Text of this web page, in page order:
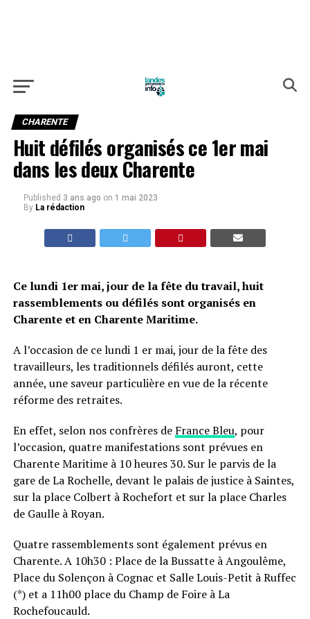
CHARENTE
Huit défilés organisés ce 1er mai
dans les deux Charente
Published 3 ans ago on 1 mai 2023
By La rédaction
Ce lundi 1er mai, jour de la fête du travail, huit
rassemblements ou défilés sont organisés en
Charente et en Charente Maritime.
A l’occasion de ce lundi 1 er mai, jour de la fête des
travailleurs, les traditionnels défilés auront, cette
année, une saveur particulière en vue de la récente
réforme des retraites.
En effet, selon nos confrères de France Bleu, pour
l’occasion, quatre manifestations sont prévues en
Charente Maritime à 10 heures 30. Sur le parvis de la
gare de La Rochelle, devant le palais de justice à Saintes,
sur la place Colbert à Rochefort et sur la place Charles
de Gaulle à Royan.
Quatre rassemblements sont également prévus en
Charente. A 10h30 : Place de la Bussatte à Angoulême,
Place du Solençon à Cognac et Salle Louis-Petit à Ruffec
(*) et a 11h00 place du Champ de Foire à La
Rochefoucauld.